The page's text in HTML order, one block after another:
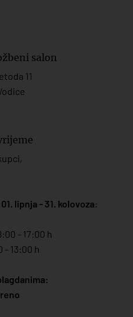
salon
11
lipnja - 31. kolovoza:
- 17:00 h
- 13:00 h